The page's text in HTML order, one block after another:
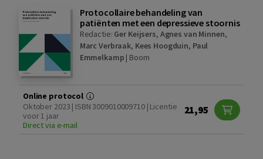
Protocollaire behandeling van
patiënten met een depressieve stoornis
Redactie: Ger Keijsers, Agnes van Minnen,
Marc Verbraak, Kees Hoogduin, Paul
Emmelkamp | Boom
Online protocol
Oktober 2023 | ISBN 3009010009710 | Licentie
voor 1 jaar
Direct via e-mail
21,95